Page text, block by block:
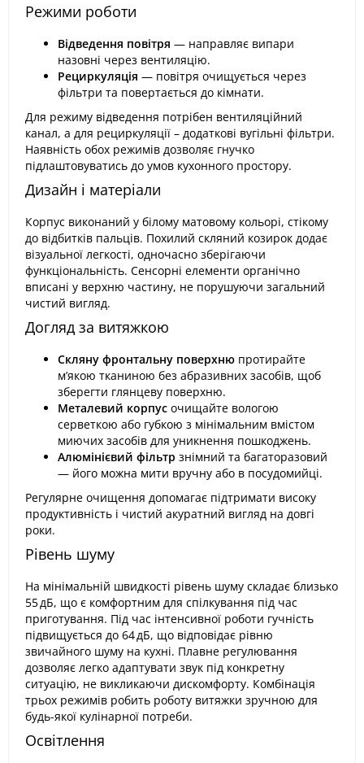
Режими роботи
Відведення повітря — направляє випари
назовні через вентиляцію.
Рециркуляція — повітря очищується через
фільтри та повертається до кімнати.
Для режиму відведення потрібен вентиляційний
канал, а для рециркуляції – додаткові вугільні фільтри.
Наявність обох режимів дозволяє гнучко
підлаштовуватись до умов кухонного простору.
Дизайн і матеріали
Корпус виконаний у білому матовому кольорі, стікому
до відбитків пальців. Похилий скляний козирок додає
візуальної легкості, одночасно зберігаючи
функціональність. Сенсорні елементи органічно
вписані у верхню частину, не порушуючи загальний
чистий вигляд.
Догляд за витяжкою
Скляну фронтальну поверхню протирайте
м’якою тканиною без абразивних засобів, щоб
зберегти глянцеву поверхню.
Металевий корпус очищайте вологою
серветкою або губкою з мінімальним вмістом
миючих засобів для уникнення пошкоджень.
Алюмінієвий фільтр знімний та багаторазовий
— його можна мити вручну або в посудомийці.
Регулярне очищення допомагає підтримати високу
продуктивність і чистий акуратний вигляд на довгі
роки.
Рівень шуму
На мінімальній швидкості рівень шуму складає близько
55 дБ, що є комфортним для спілкування під час
приготування. Під час інтенсивної роботи гучність
підвищується до 64 дБ, що відповідає рівню
звичайного шуму на кухні. Плавне регулювання
дозволяє легко адаптувати звук під конкретну
ситуацію, не викликаючи дискомфорту. Комбінація
трьох режимів робить роботу витяжки зручною для
будь-якої кулінарної потреби.
Освітлення